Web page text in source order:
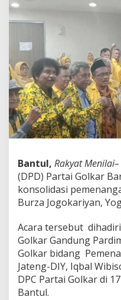
f
a
n
C
a
l
o
n
K
e
a
l
a
D
a
r
a
h
,
P
a
r
Bantul, Rakyat Menilai–
(DPD) Partai Golkar
konsolidasi
Burza Jogokariyan,
Acara tersebut
Golkar Gandung
Golkar bidang
Jateng-DIY, Iqbal
DPC Partai Golkar di
Bantul.